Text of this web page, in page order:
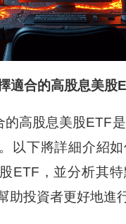
適合的高股息美股
的高股息美股ETF
以下將詳細介紹
ETF，並分析其
助投資者更好地進